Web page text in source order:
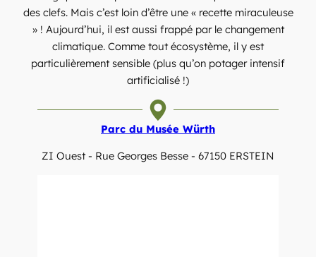
des clefs. Mais c’est loin d’être une « recette miraculeuse
» ! Aujourd’hui, il est aussi frappé par le changement
climatique. Comme tout écosystème, il y est
particulièrement sensible (plus qu’on potager intensif
artificialisé !)
Parc du Musée Würth
ZI Ouest - Rue Georges Besse - 67150 ERSTEIN